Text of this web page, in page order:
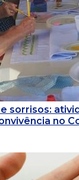
sorrisos:
no